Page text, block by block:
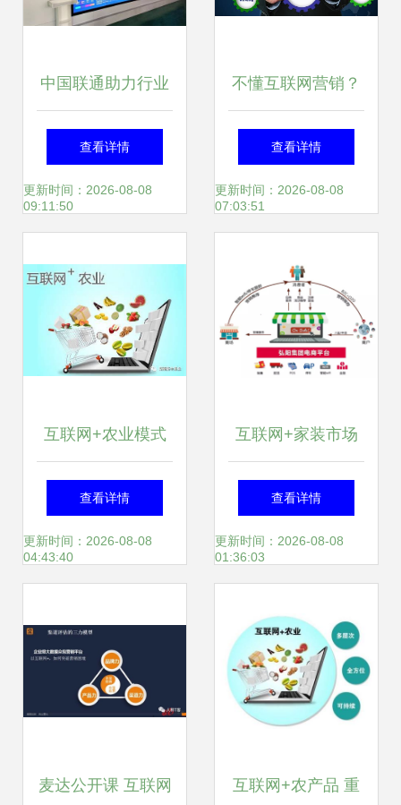
中国联通助力行业
伙伴点亮全球
查看详情
更新时间：2026-08-08
09:11:50
不懂互联网营销？
五年老司机告诉你
互联网营销到底有
查看详情
更新时间：2026-08-08
07:03:51
互联网+农业模式
下农产品营销策略
破解销售困境的创
查看详情
更新时间：2026-08-08
04:43:40
互联网+家装市场
进入强爆发期，弘
阳家居创新求变与
变革
查看详情
更新时间：2026-08-08
01:36:03
麦达公开课 互联网 互联网+农产品 重